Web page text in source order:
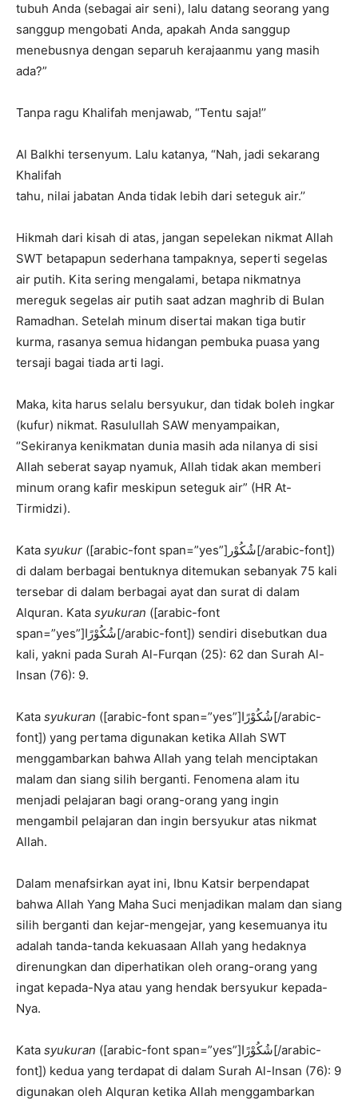
tubuh Anda (sebagai air seni), lalu datang seorang yang
sanggup mengobati Anda, apakah Anda sanggup
menebusnya dengan separuh kerajaanmu yang masih
ada?”
Tanpa ragu Khalifah menjawab, “Tentu saja!’’
Al Balkhi tersenyum. Lalu katanya, “Nah, jadi sekarang
Khalifah
tahu, nilai jabatan Anda tidak lebih dari seteguk air.’’
Hikmah dari kisah di atas, jangan sepelekan nikmat Allah
SWT betapapun sederhana tampaknya, seperti segelas
air putih. Kita sering mengalami, betapa nikmatnya
mereguk segelas air putih saat adzan maghrib di Bulan
Ramadhan. Setelah minum disertai makan tiga butir
kurma, rasanya semua hidangan pembuka puasa yang
tersaji bagai tiada arti lagi.
Maka, kita harus selalu bersyukur, dan tidak boleh ingkar
(kufur) nikmat. Rasulullah SAW menyampaikan,
‘’Sekiranya kenikmatan dunia masih ada nilanya di sisi
Allah seberat sayap nyamuk, Allah tidak akan memberi
minum orang kafir meskipun seteguk air” (HR At-
Tirmidzi).
Kata syukur ([arabic-font span=”yes”]شُكُوْر[/arabic-font])
di dalam berbagai bentuknya ditemukan sebanyak 75 kali
tersebar di dalam berbagai ayat dan surat di dalam
Alquran. Kata syukuran ([arabic-font
span=”yes”]شُكُوْرًا[/arabic-font]) sendiri disebutkan dua
kali, yakni pada Surah Al-Furqan (25): 62 dan Surah Al-
Insan (76): 9.
Kata syukuran ([arabic-font span=”yes”]شُكُوْرًا[/arabic-
font]) yang pertama digunakan ketika Allah SWT
menggambarkan bahwa Allah yang telah menciptakan
malam dan siang silih berganti. Fenomena alam itu
menjadi pelajaran bagi orang-orang yang ingin
mengambil pelajaran dan ingin bersyukur atas nikmat
Allah.
Dalam menafsirkan ayat ini, Ibnu Katsir berpendapat
bahwa Allah Yang Maha Suci menjadikan malam dan siang
silih berganti dan kejar-mengejar, yang kesemuanya itu
adalah tanda-tanda kekuasaan Allah yang hedaknya
direnungkan dan diperhatikan oleh orang-orang yang
ingat kepada-Nya atau yang hendak bersyukur kepada-
Nya.
Kata syukuran ([arabic-font span=”yes”]شُكُوْرًا[/arabic-
font]) kedua yang terdapat di dalam Surah Al-Insan (76): 9
digunakan oleh Alquran ketika Allah menggambarkan